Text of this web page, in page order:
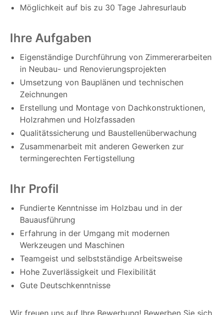
Möglichkeit auf bis zu 30 Tage Jahresurlaub
Ihre Aufgaben
Eigenständige Durchführung von Zimmererarbeiten
in Neubau- und Renovierungsprojekten
Umsetzung von Bauplänen und technischen
Zeichnungen
Erstellung und Montage von Dachkonstruktionen,
Holzrahmen und Holzfassaden
Qualitätssicherung und Baustellenüberwachung
Zusammenarbeit mit anderen Gewerken zur
termingerechten Fertigstellung
Ihr Profil
Fundierte Kenntnisse im Holzbau und in der
Bauausführung
Erfahrung in der Umgang mit modernen
Werkzeugen und Maschinen
Teamgeist und selbstständige Arbeitsweise
Hohe Zuverlässigkeit und Flexibilität
Gute Deutschkenntnisse
Wir freuen uns auf Ihre Bewerbung! Bewerben Sie sich